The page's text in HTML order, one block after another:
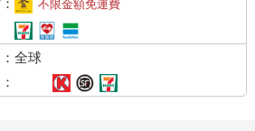
不限金額免運費
全球